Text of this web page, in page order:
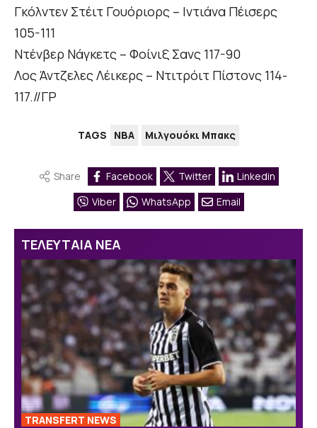
Γκόλντεν Στέιτ Γουόριορς – Ιντιάνα Πέισερς
105-111
Ντένβερ Νάγκετς – Φοίνιξ Σανς 117-90
Λος Άντζελες Λέικερς – Ντιτρόιτ Πίστονς 114-
117.//ΓΡ
TAGS NBA Μιλγουόκι Μπακς
Share Facebook Twitter
Linkedin
Viber
WhatsApp Email
ΤΕΛΕΥΤΑΙΑ ΝΕΑ
TRANSFERT NEWS